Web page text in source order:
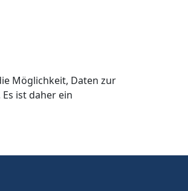
Möglichkeit, Daten zur
ist daher ein